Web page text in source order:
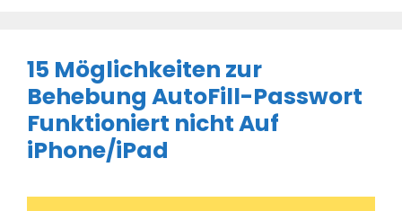
15 Möglichkeiten zur
Behebung AutoFill-Passwort
Funktioniert nicht Auf
iPhone/iPad